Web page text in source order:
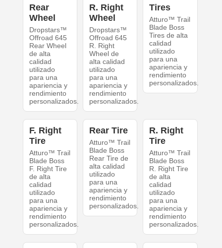
Rear
Wheel
Dropstars™
Offroad 645
Rear Wheel
de alta
calidad
utilizado
para una
apariencia y
rendimiento
personalizados.
R. Right
Wheel
Dropstars™
Offroad 645
R. Right
Wheel de
alta calidad
utilizado
para una
apariencia y
rendimiento
personalizados.
Tires
Atturo™ Trail
Blade Boss
Tires de alta
calidad
utilizado
para una
apariencia y
rendimiento
personalizados.
F. Right
Tire
Atturo™ Trail
Blade Boss
F. Right Tire
de alta
calidad
utilizado
para una
apariencia y
rendimiento
personalizados.
Rear Tire
Atturo™ Trail
Blade Boss
Rear Tire de
alta calidad
utilizado
para una
apariencia y
rendimiento
personalizados.
R. Right
Tire
Atturo™ Trail
Blade Boss
R. Right Tire
de alta
calidad
utilizado
para una
apariencia y
rendimiento
personalizados.